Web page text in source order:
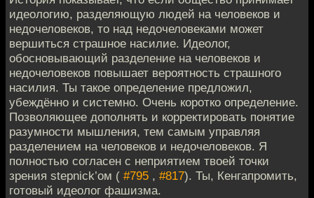
идеологию, разделяющую людей на человеков и
недочеловеков, то над недочеловеками может
вершиться страшное насилие. Идеолог,
обосновывающий разделение на человеков и
недочеловеков повышает вероятность страшного
насилия. Ты такое определение предложил,
убеждённо и системно. Очень коротко определение.
Позволяющее дополнять и корректировать понятие
разумности мышления, тем самым управляя
разделением на человеков и недочеловеков. Я
полностью согласен с неприятием твоей точки
зрения stepnick’ом ( #795 , #817). Ты, Кенгапромить,
готовый идеолог фашизма.